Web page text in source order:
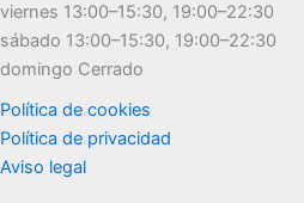
viernes 13:00–15:30, 19:00–22:30
sábado 13:00–15:30, 19:00–22:30
domingo Cerrado
Política de cookies
Política de privacidad
Aviso legal